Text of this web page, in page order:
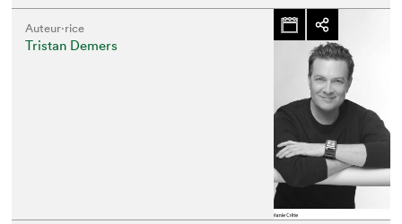
Auteur·rice
Tristan Demers